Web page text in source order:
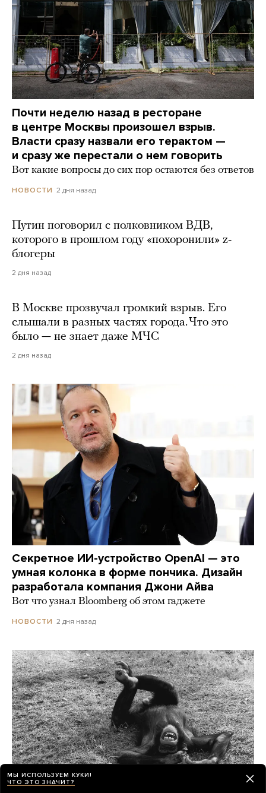
Почти неделю назад в ресторане
в центре Москвы произошел взрыв.
Власти сразу назвали его терактом —
и сразу же перестали о нем говорить
Вот какие вопросы до сих пор остаются без ответов
НОВОСТИ 2 дня назад
Путин поговорил с полковником ВДВ,
которого в прошлом году «похоронили» z-
блогеры
2 дня назад
В Москве прозвучал громкий взрыв. Его
слышали в разных частях города. Что это
было — не знает даже МЧС
2 дня назад
Секретное ИИ-устройство OpenAI — это
умная колонка в форме пончика. Дизайн
разработала компания Джони Айва
Вот что узнал Bloomberg об этом гаджете
НОВОСТИ 2 дня назад
МЫ ИСПОЛЬЗУЕМ КУКИ!
ЧТО ЭТО ЗНАЧИТ?